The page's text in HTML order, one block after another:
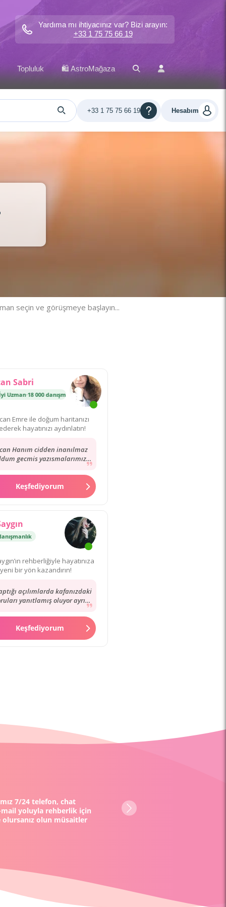
Yardıma mı ihtiyacınız var? Bizi arayın:
+33 1 75 75 66 19
Topluluk 🛍️ AstroMağaza
Hesabım
+33 1 75 75 66 19
seçin ve görüşmeye başlayın...
Sabri
·18 000 danışmanlık En İyi Uzman
Emre ile doğum haritanızı
hayatınızı aydınlatın!
Hanım cidden inanılmaz
gecmis yazısmalarımızı
yasadım. kendisi...
Keşfediyorum
rehberliğiyle hayatınıza
yeni bir yön kazandırın!
açılımlarda kafanızdaki
yanıtlamış oluyor ayrıca
çok...
Keşfediyorum
7/24 telefon, chat
mail yoluyla rehberlik için
olursanız olun müsaitler